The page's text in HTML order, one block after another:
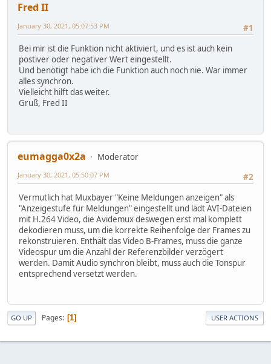
Fred II
#1
January 30, 2021, 05:07:53 PM
Bei mir ist die Funktion nicht aktiviert, und es ist auch kein
postiver oder negativer Wert eingestellt.
Und benötigt habe ich die Funktion auch noch nie. War immer
alles synchron.
Vielleicht hilft das weiter.
Gruß, Fred II
eumagga0x2a
Moderator
#2
January 30, 2021, 05:50:07 PM
Vermutlich hat Muxbayer "Keine Meldungen anzeigen" als
"Anzeigestufe für Meldungen" eingestellt und lädt AVI-Dateien
mit H.264 Video, die Avidemux deswegen erst mal komplett
dekodieren muss, um die korrekte Reihenfolge der Frames zu
rekonstruieren. Enthält das Video B-Frames, muss die ganze
Videospur um die Anzahl der Referenzbilder verzögert
werden. Damit Audio synchron bleibt, muss auch die Tonspur
entsprechend versetzt werden.
GO UP Pages 1 USER ACTIONS